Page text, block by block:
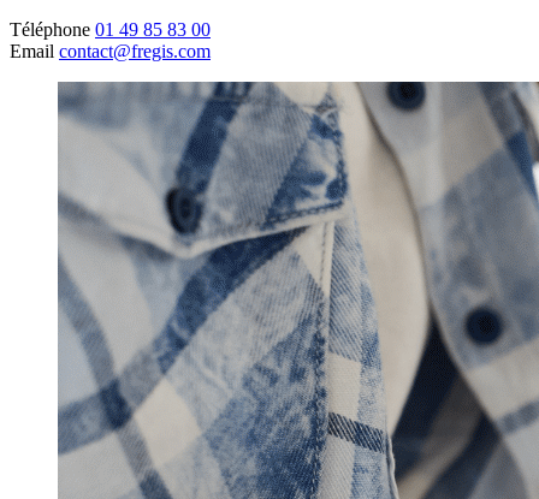
Téléphone 01 49 85 83 00
Email contact@fregis.com